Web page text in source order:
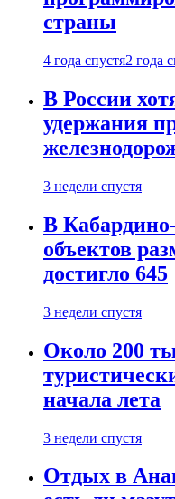
страны
4 года спустя2 года
В России
удержания
3 недели спустя
В
объектов
достигло 645
3 недели спустя
Около 200
начала лета
3 недели спустя
Отдых в